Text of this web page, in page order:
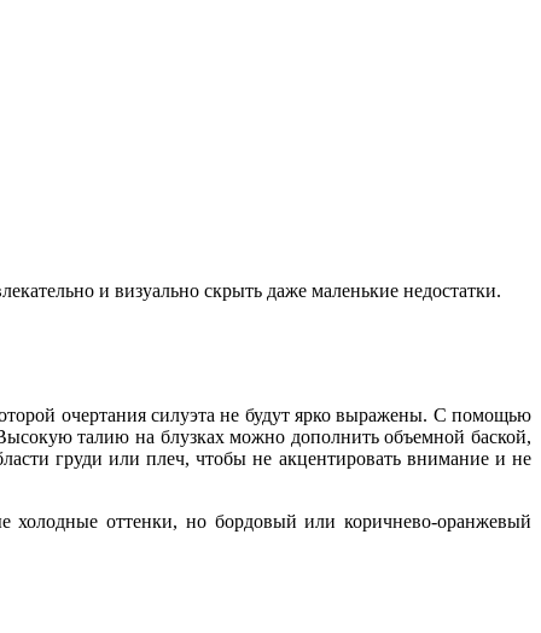
и визуально скрыть даже маленькие недостатки.
очертания силуэта не будут ярко выражены. С помощью
талию на блузках можно дополнить объемной баской,
груди или плеч, чтобы не акцентировать внимание и не
холодные оттенки, но бордовый или коричнево-оранжевый